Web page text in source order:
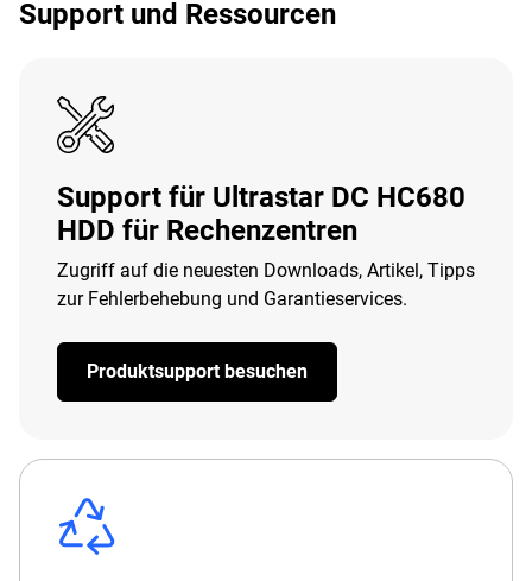
Support und Ressourcen
Support für Ultrastar DC HC680
HDD für Rechenzentren
Zugriff auf die neuesten Downloads, Artikel, Tipps
zur Fehlerbehebung und Garantieservices.
Produktsupport besuchen